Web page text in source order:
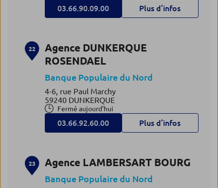
03.66.90.09.00 Plus d’infos
22
Agence DUNKERQUE
ROSENDAEL
Banque Populaire du Nord
4-6, rue Paul Marchy
59240 DUNKERQUE
Fermé aujourd'hui
03.66.92.60.00 Plus d’infos
23 Agence LAMBERSART BOURG
Banque Populaire du Nord